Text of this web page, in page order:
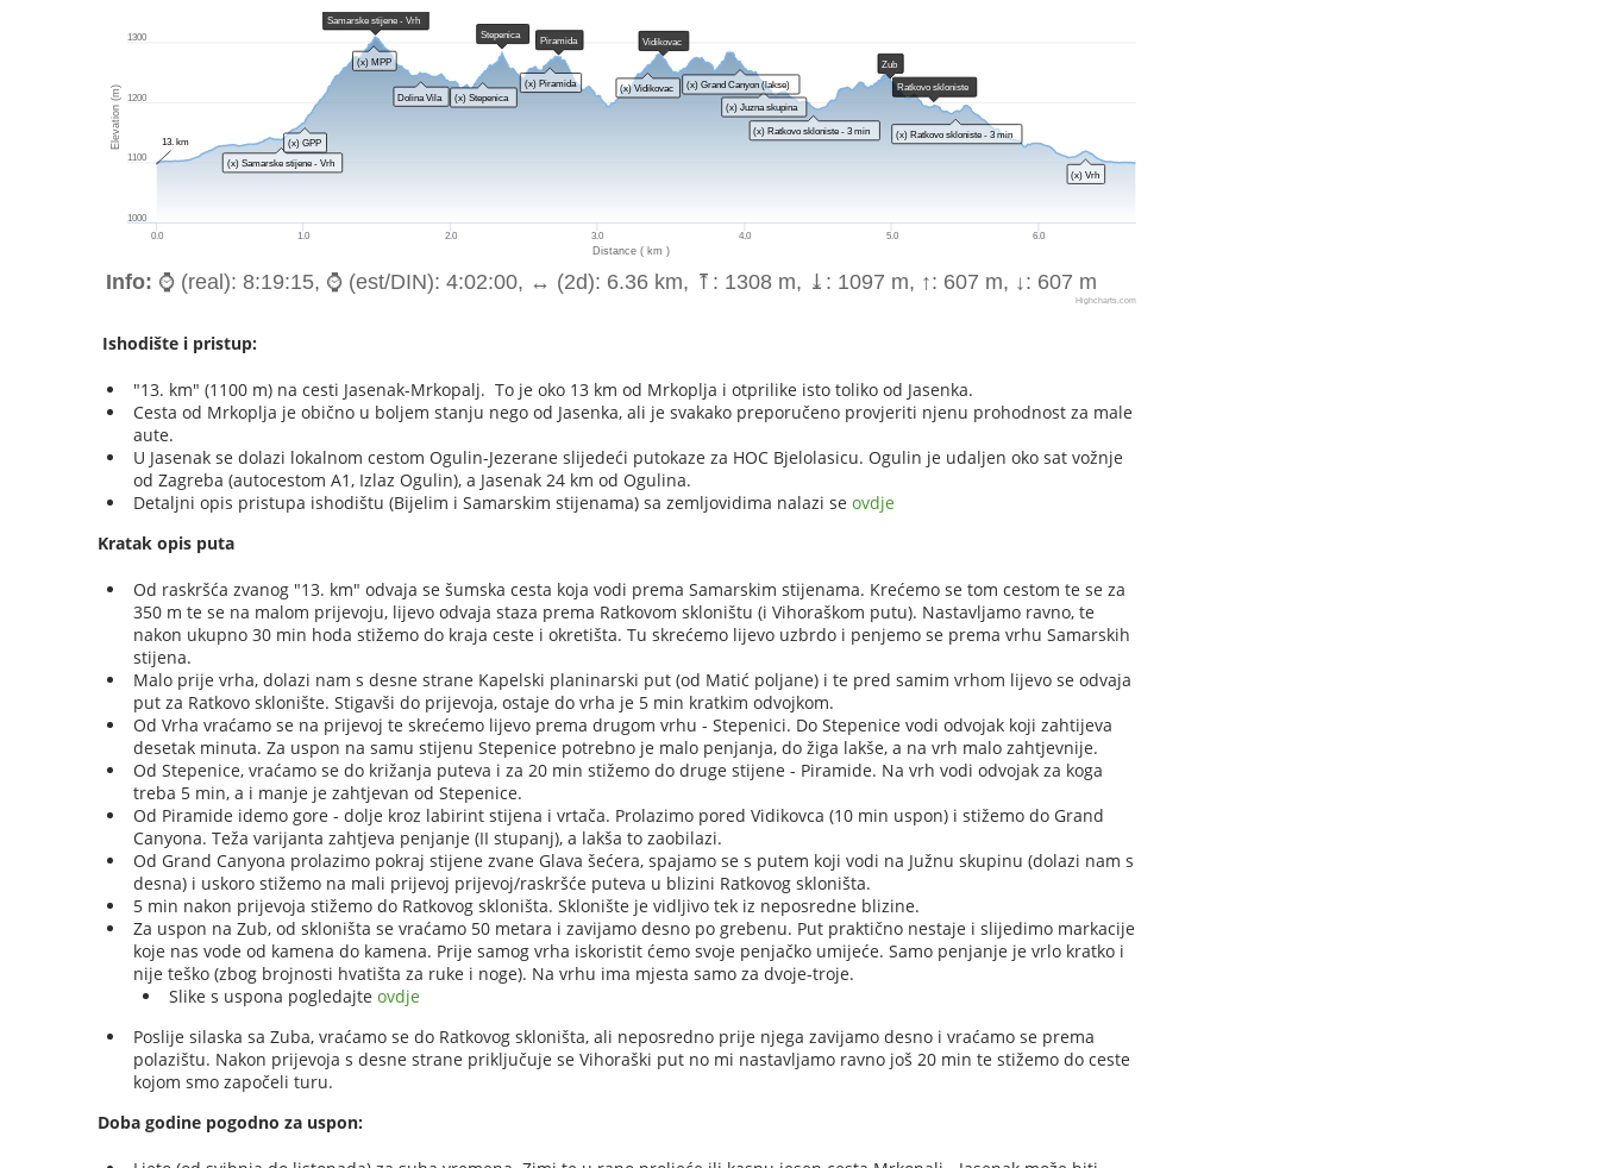
Ishodište i pristup:
"13. km" (1100 m) na cesti Jasenak-Mrkopalj. To je oko 13 km od Mrkoplja i otprilike isto toliko od Jasenka.
Cesta od Mrkoplja je obično u boljem stanju nego od Jasenka, ali je svakako preporučeno provjeriti njenu prohodnost za male
aute.
U Jasenak se dolazi lokalnom cestom Ogulin-Jezerane slijedeći putokaze za HOC Bjelolasicu. Ogulin je udaljen oko sat vožnje
od Zagreba (autocestom A1, Izlaz Ogulin), a Jasenak 24 km od Ogulina.
Detaljni opis pristupa ishodištu (Bijelim i Samarskim stijenama) sa zemljovidima nalazi se ovdje
Kratak opis puta
Od raskršća zvanog "13. km" odvaja se šumska cesta koja vodi prema Samarskim stijenama. Krećemo se tom cestom te se za
350 m te se na malom prijevoju, lijevo odvaja staza prema Ratkovom skloništu (i Vihoraškom putu). Nastavljamo ravno, te
nakon ukupno 30 min hoda stižemo do kraja ceste i okretišta. Tu skrećemo lijevo uzbrdo i penjemo se prema vrhu Samarskih
stijena.
Malo prije vrha, dolazi nam s desne strane Kapelski planinarski put (od Matić poljane) i te pred samim vrhom lijevo se odvaja
put za Ratkovo sklonište. Stigavši do prijevoja, ostaje do vrha je 5 min kratkim odvojkom.
Od Vrha vraćamo se na prijevoj te skrećemo lijevo prema drugom vrhu - Stepenici. Do Stepenice vodi odvojak koji zahtijeva
desetak minuta. Za uspon na samu stijenu Stepenice potrebno je malo penjanja, do žiga lakše, a na vrh malo zahtjevnije.
Od Stepenice, vraćamo se do križanja puteva i za 20 min stižemo do druge stijene - Piramide. Na vrh vodi odvojak za koga
treba 5 min, a i manje je zahtjevan od Stepenice.
Od Piramide idemo gore - dolje kroz labirint stijena i vrtača. Prolazimo pored Vidikovca (10 min uspon) i stižemo do Grand
Canyona. Teža varijanta zahtjeva penjanje (II stupanj), a lakša to zaobilazi.
Od Grand Canyona prolazimo pokraj stijene zvane Glava šećera, spajamo se s putem koji vodi na Južnu skupinu (dolazi nam s
desna) i uskoro stižemo na mali prijevoj prijevoj/raskršće puteva u blizini Ratkovog skloništa.
5 min nakon prijevoja stižemo do Ratkovog skloništa. Sklonište je vidljivo tek iz neposredne blizine.
Za uspon na Zub, od skloništa se vraćamo 50 metara i zavijamo desno po grebenu. Put praktično nestaje i slijedimo markacije
koje nas vode od kamena do kamena. Prije samog vrha iskoristit ćemo svoje penjačko umijeće. Samo penjanje je vrlo kratko i
nije teško (zbog brojnosti hvatišta za ruke i noge). Na vrhu ima mjesta samo za dvoje-troje.
Slike s uspona pogledajte ovdje
Poslije silaska sa Zuba, vraćamo se do Ratkovog skloništa, ali neposredno prije njega zavijamo desno i vraćamo se prema
polazištu. Nakon prijevoja s desne strane priključuje se Vihoraški put no mi nastavljamo ravno još 20 min te stižemo do ceste
kojom smo započeli turu.
Doba godine pogodno za uspon: